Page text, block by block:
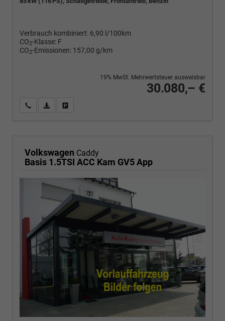
Verbrauch kombiniert: 6,90 l/100km
CO2-Klasse: F
CO2-Emissionen: 157,00 g/km
30.080,– €
19% MwSt. Mehrwertsteuer ausweisbar
Wir rufen Sie anPDF-Fahrzeugexposé drucken
Volkswagen Caddy
Basis 1.5TSI ACC Kam GV5 App